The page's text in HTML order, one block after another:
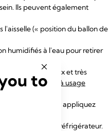
Ils peuvent également
l'aisselle (« position du ballon de
humidifiés à l'eau pour retirer
de toilette doux et très
lavables
à usage
, ou appliquez
nettoyer vos
sorties du réfrigérateur.
to